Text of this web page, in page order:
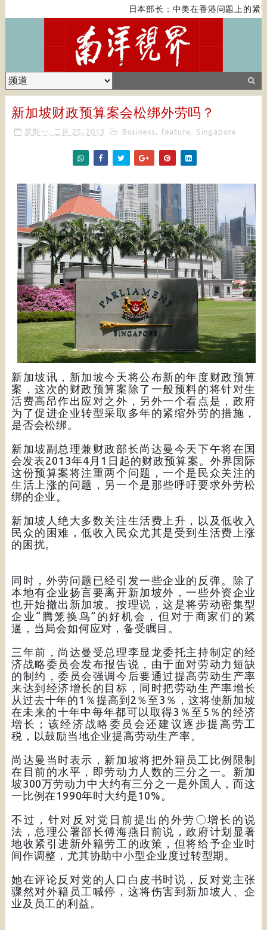
日本部长：中美在香港问题上的紧张
新加坡财政预算案会松绑外劳吗？
星期一, 二月 25, 2013 Business , feature, Singapore
新加坡讯，新加坡今天将公布新的年度财政预算
案，这次的财政预算案除了一般预料的将针对生
活费高昂作出应对之外，另外一个看点是，政府
为了促进企业转型采取多年的紧缩外劳的措施，
是否会松绑。
新加坡副总理兼财政部长尚达曼今天下午将在国
会发表2013年4月1日起的财政预算案。外界国际
这份预算案将注重两个问题，一个是民众关注的
生活上涨的问题，另一个是那些呼吁要求外劳松
绑的企业。
新加坡人绝大多数关注生活费上升，以及低收入
民众的困难，低收入民众尤其是受到生活费上涨
的困扰。
同时，外劳问题已经引发一些企业的反弹。除了
本地有企业扬言要离开新加坡外，一些外资企业
也开始撤出新加坡。按理说，这是将劳动密集型
企业“腾笼换鸟”的好机会，但对于商家们的紧
逼，当局会如何应对，备受瞩目。
三年前，尚达曼受总理李显龙委托主持制定的经
济战略委员会发布报告说，由于面对劳动力短缺
的制约，委员会强调今后要通过提高劳动生产率
来达到经济增长的目标，同时把劳动生产率增长
从过去十年的1％提高到2％至3％，这将使新加坡
在未来的十年中每年都可以取得3％至5％的经济
增长；该经济战略委员会还建议逐步提高劳工
税，以鼓励当地企业提高劳动生产率。
尚达曼当时表示，新加坡将把外籍员工比例限制
在目前的水平，即劳动力人数的三分之一。新加
坡300万劳动力中大约有三分之一是外国人，而这
一比例在1990年时大约是10%。
不过，针对反对党日前提出的外劳〇增长的说
法，总理公署部长傅海燕日前说，政府计划显著
地收紧引进新外籍劳工的政策，但将给予企业时
间作调整，尤其协助中小型企业度过转型期。
她在评论反对党的人口白皮书时说，反对党主张
骤然对外籍员工喊停，这将伤害到新加坡人、企
业及员工的利益。